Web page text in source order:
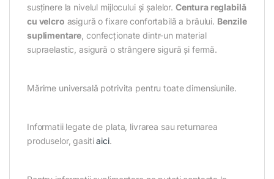
susținere la nivelul mijlocului și șalelor. Centura reglabilă
cu velcro asigură o fixare confortabilă a brâului. Benzile
suplimentare , confecționate dintr-un material
supraelastic, asigură o strângere sigură și fermă.
Mărime universală potrivita pentru toate dimensiunile.
Informatii legate de plata, livrarea sau returnarea
produselor, gasitiaici.